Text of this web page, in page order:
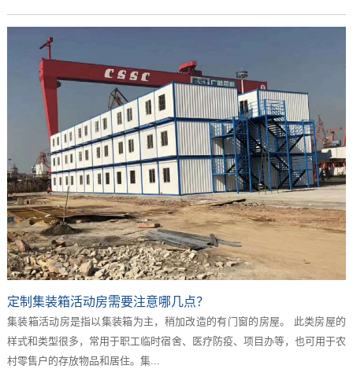
定制集装箱活动房需要注意哪几点？
集装箱活动房是指以集装箱为主，稍加改造的有门窗的房屋。 此类房屋的
样式和类型很多，常用于职工临时宿舍、医疗防疫、项目办等，也可用于农
村零售户的存放物品和居住。集...